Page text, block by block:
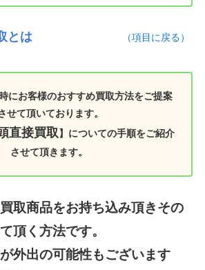
とは （項目に戻る）
にお客様のおすすめ買取方法をご提案
せて頂いております。
直接買取】についての手順をご紹介
させて頂きます。
取商品をお持ち込み頂きその
頂く方法です。
外出の可能性もございます